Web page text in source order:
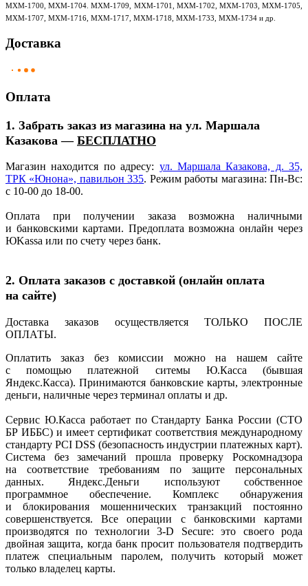
МХМ-1700, МХМ-1704. МХМ-1709, МХМ-1701, МХМ-1702, МХМ-1703, МХМ-1705,
МХМ-1707, МХМ-1716, МХМ-1717, МХМ-1718, МХМ-1733, МХМ-1734 и др.
Доставка
Оплата
1. Забрать заказ из магазина на ул. Маршала
Казакова — БЕСПЛАТНО
Магазин находится по адресу: ул. Маршала Казакова, д. 35,
ТРК «Юнона», павильон 335. Режим работы магазина: Пн-Вс:
с 10-00 до 18-00.
Оплата при получении заказа возможна наличными
и банковскими картами. Предоплата возможна онлайн через
ЮKassa или по счету через банк.
2. Оплата заказов с доставкой (онлайн оплата
на сайте)
Доставка заказов осуществляется ТОЛЬКО ПОСЛЕ
ОПЛАТЫ.
Оплатить заказ без комиссии можно на нашем сайте
с помощью платежной ситемы Ю.Касса
(бывшая
Яндекс.Касса). Принимаются банковские карты, электронные
деньги, наличные через терминал оплаты и др.
Сервис Ю.Касса работает по Стандарту Банка России (СТО
БР ИББС) и имеет сертификат соответствия международному
стандарту PCI DSS (безопасность индустрии платежных карт).
Система без замечаний прошла проверку Роскомнадзора
на соответствие требованиям по защите персональных
данных. Яндекс.Деньги используют собственное
программное обеспечение. Комплекс обнаружения
и блокирования мошеннических транзакций постоянно
совершенствуется. Все операции с банковскими картами
производятся по технологии 3-D Secure: это своего рода
двойная защита, когда банк просит пользователя подтвердить
платеж специальным паролем, получить который может
только владелец карты.